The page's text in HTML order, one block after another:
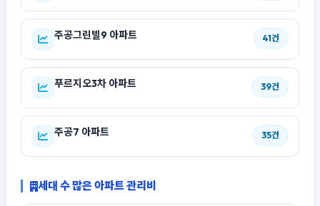
주공그린빌9 아파트 41건
푸르지오3차 아파트 39건
주공7 아파트 35건
세대 수 많은 아파트 관리비